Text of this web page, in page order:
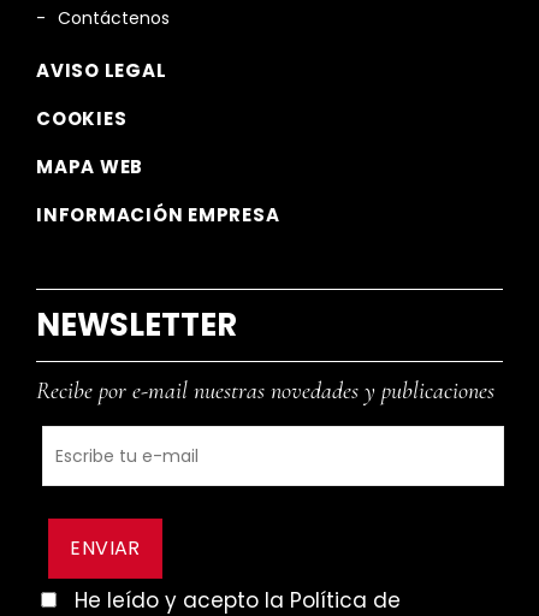
Contáctenos
AVISO LEGAL
COOKIES
MAPA WEB
INFORMACIÓN EMPRESA
NEWSLETTER
Recibe por e-mail nuestras novedades y publicaciones
He leído y acepto la Política de